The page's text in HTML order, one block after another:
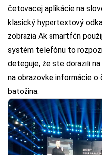
četovacej aplikácie na
klasický hypertextový
zobrazia Ak smartfón
systém telefónu to
deteguje, že ste dorazili
na obrazovke informácie o
batožina.